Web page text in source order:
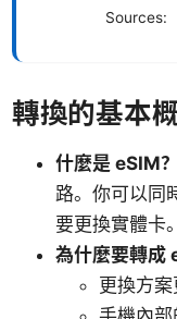
Sources:
轉換的基本
什麼是 eSIM？
路。你可以同
要更換實體卡。
為什麼要轉成
更換方案